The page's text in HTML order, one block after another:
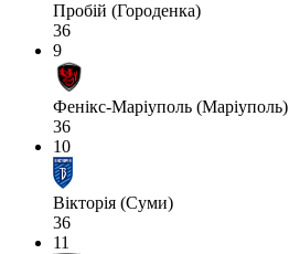
Пробій (Городенка)
36
9
Фенікс-Маріуполь (Маріуполь)
36
10
Вікторія (Суми)
36
11